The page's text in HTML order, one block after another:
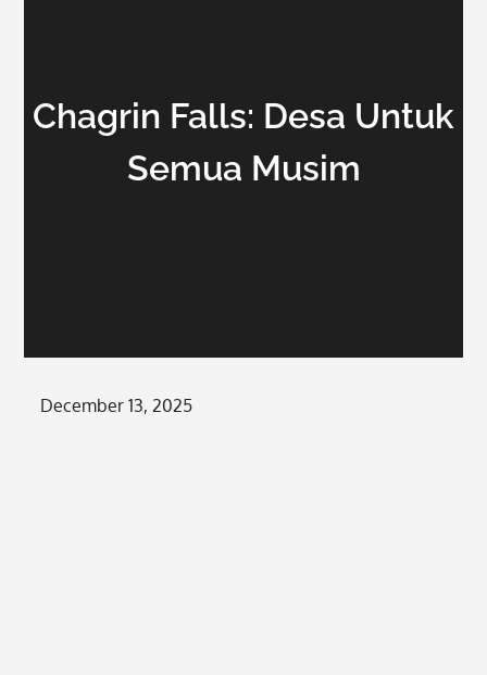
Chagrin Falls: Desa Untuk
Semua Musim
Posted
December 13, 2025